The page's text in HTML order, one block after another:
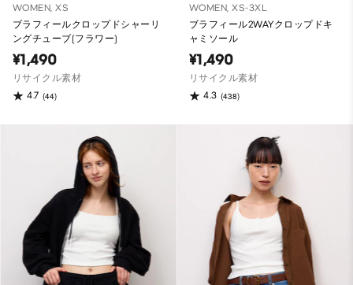
WOMEN, XS
ブラフィールクロップドシャーリ
ングチューブ(フラワー)
¥1,490
リサイクル素材
4.7 (44)
WOMEN, XS-3XL
ブラフィール2WAYクロップドキ
ャミソール
¥1,490
リサイクル素材
4.3 (438)